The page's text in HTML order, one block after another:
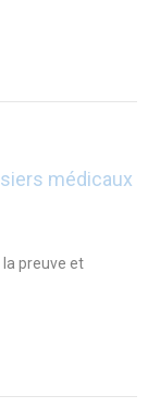
médicaux
la preuve et